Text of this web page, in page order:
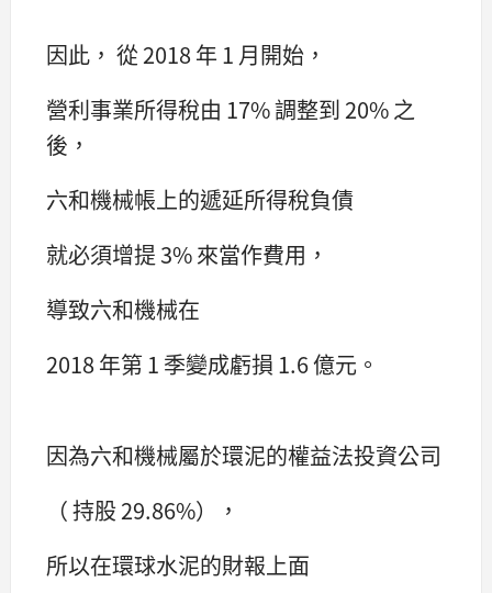
因此， 從 2018 年 1 月開始，
營利事業所得稅由 17% 調整到 20% 之
後，
六和機械帳上的遞延所得稅負債
就必須增提 3% 來當作費用，
導致六和機械在
2018 年第 1 季變成虧損 1.6 億元。
因為六和機械屬於環泥的權益法投資公司
（ 持股 29.86%），
所以在環球水泥的財報上面